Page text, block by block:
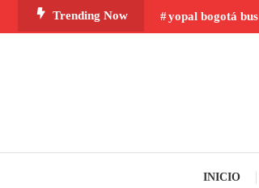
To
Trending Now yopal bogotá bus
INICIO